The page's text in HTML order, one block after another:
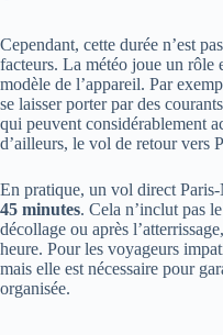
Cependant, cette durée n’est
facteurs. La météo joue un rôle
modèle de l’appareil. Par
se laisser porter par des
qui peuvent considérablement
d’ailleurs, le vol de retour vers
En pratique, un vol direct
45 minutes. Cela n’inclut pas
décollage ou après
heure. Pour les voyageurs
mais elle est nécessaire pour
organisée.